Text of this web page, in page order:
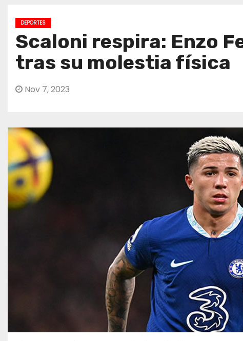
DEPORTES
Scaloni respira: Enzo
tras su molestia física
Nov 7, 2023